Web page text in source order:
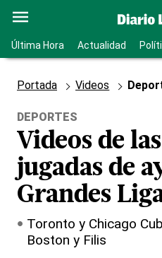
Última Hora Actualidad
Portada Videos
DEPORTES
Videos de
jugadas de
Grandes
Toronto y Chicago
Boston y Filis